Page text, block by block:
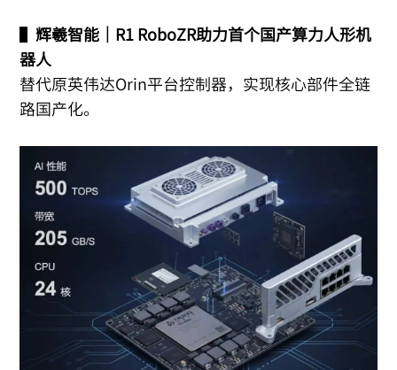
▌辉羲智能｜R1 RoboZR助力首个国产算力人形机
器人
替代原英伟达Orin平台控制器，实现核心部件全链
路国产化。